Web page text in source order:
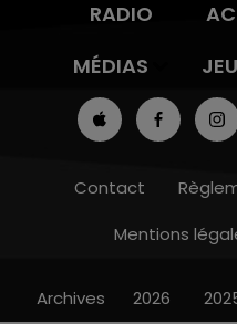
RADIO
MÉDIAS
Contact
Mentions
Archives 2026